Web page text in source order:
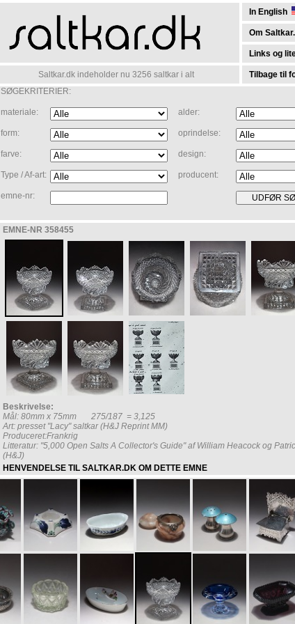
In English
Om
Links og
Saltkar.dk indeholder nu 3256 saltkar i alt
Tilbage til
SØGEKRITERIER:
materiale: alder:
form: oprindelse:
farve: design:
Type / Af-art: producent:
emne-nr:
EMNE-NR 358455
Beskrivelse:
Mål: 80mm x 75mm 275/187 = 3,125
Art: presset "Lacy" saltkar (H&J Reprint MM)
Produceret:Frankrig
Litteratur: "5,000 Open Salts A Collector's Guide" af William Heacock og
(H&J)
HENVENDELSE TIL SALTKAR.DK OM DETTE EMNE